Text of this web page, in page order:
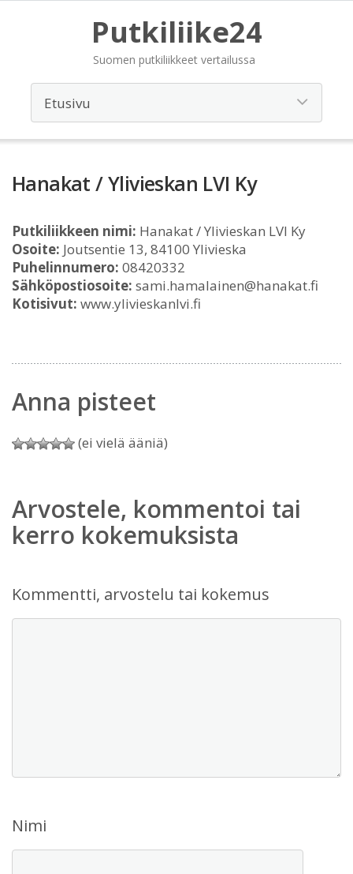
Putkiliike24
Suomen putkiliikkeet vertailussa
Hanakat / Ylivieskan LVI Ky
Putkiliikkeen nimi: Hanakat / Ylivieskan LVI Ky
Osoite: Joutsentie 13, 84100 Ylivieska
Puhelinnumero: 08420332
Sähköpostiosoite: sami.hamalainen@hanakat.fi
Kotisivut: www.ylivieskanlvi.fi
Anna pisteet
(ei vielä ääniä)
Arvostele, kommentoi tai
kerro kokemuksista
Kommentti, arvostelu tai kokemus
Nimi